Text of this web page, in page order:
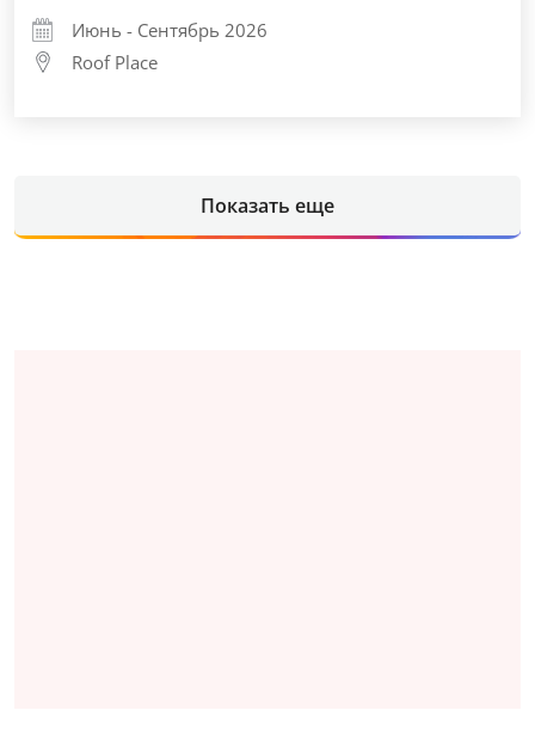
Июнь - Сентябрь 2026
Roof Place
Показать еще